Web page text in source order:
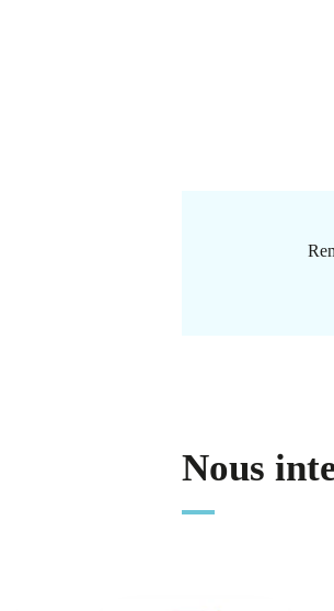
Nous